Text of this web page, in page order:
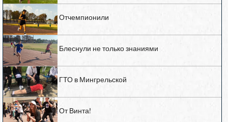
Отчемпионили
Блеснули не только знаниями
ГТО в Мингрельской
От Винта!